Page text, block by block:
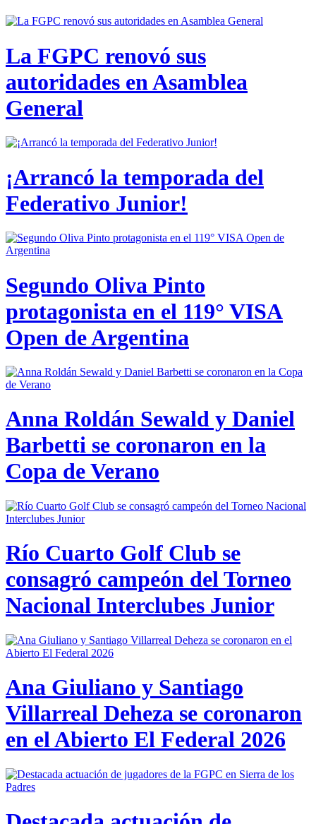
La FGPC renovó sus
autoridades en Asamblea
General
¡Arrancó la temporada del
Federativo Junior!
Segundo Oliva Pinto
protagonista en el 119° VISA
Open de Argentina
Anna Roldán Sewald y Daniel
Barbetti se coronaron en la
Copa de Verano
Río Cuarto Golf Club se
consagró campeón del Torneo
Nacional Interclubes Junior
Ana Giuliano y Santiago
Villarreal Deheza se coronaron
en el Abierto El Federal 2026